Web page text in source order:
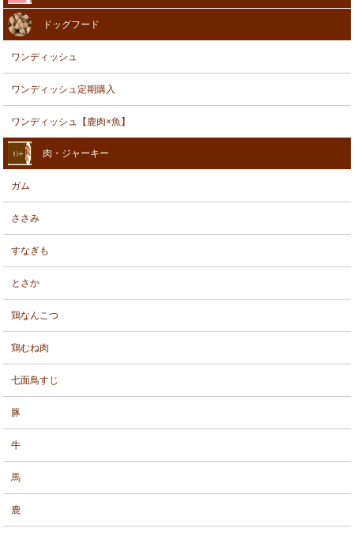
ドッグフード
ワンディッシュ
ワンディッシュ定期購入
ワンディッシュ【鹿肉×魚】
肉・ジャーキー
ガム
ささみ
すなぎも
とさか
鶏なんこつ
鶏むね肉
七面鳥すじ
豚
牛
馬
鹿